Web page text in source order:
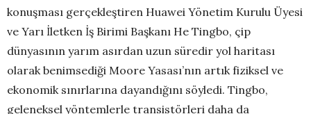
konuşması gerçekleştiren Huawei Yönetim Kurulu Üyesi
ve Yarı İletken İş Birimi Başkanı He Tingbo, çip
dünyasının yarım asırdan uzun süredir yol haritası
olarak benimsediği Moore Yasası’nın artık fiziksel ve
ekonomik sınırlarına dayandığını söyledi. Tingbo,
geleneksel yöntemlerle transistörleri daha da